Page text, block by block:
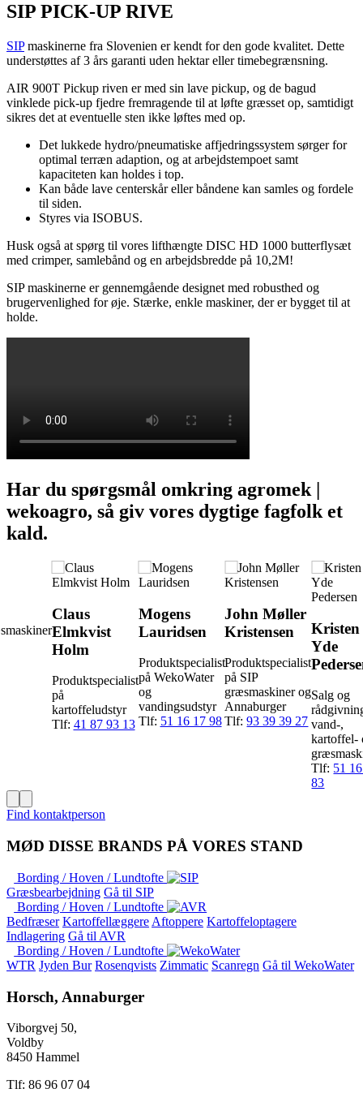
SIP PICK-UP RIVE
SIPmaskinerne fra Slovenien er kendt for den gode kvalitet. Dette
understøttes af 3 års garanti uden hektar eller timebegrænsning.
AIR 900T Pickup riven er med sin lave pickup, og de bagud
vinklede pick-up fjedre fremragende til at løfte græsset op, samtidigt
sikres det at eventuelle sten ikke løftes med op.
Det lukkede hydro/pneumatiske affjedringssystem sørger for
optimal terræn adaption, og at arbejdstempoet samt
kapaciteten kan holdes i top.
Kan både lave centerskår eller båndene kan samles og fordele
til siden.
Styres via ISOBUS.
Husk også at spørg til vores lifthængte DISC HD 1000 butterflysæt
med crimper, samlebånd og en arbejdsbredde på 10,2M!
SIP maskinerne er gennemgående designet med robusthed og
brugervenlighed for øje. Stærke, enkle maskiner, der er bygget til at
holde.
Har du spørgsmål omkring agromek |
wekoagro, så giv vores dygtige fagfolk et
kald.
Claus
Elmkvist
Holm
Produktspecialist
på
kartoffeludstyr
Tlf: 41 87 93 13
Mogens
Lauridsen
Produktspecialist
på WekoWater
og
vandingsudstyr
Tlf: 51 16 17 98
John Møller
Kristensen
Produktspecialist
på SIP
græsmaskiner og
Annaburger
Tlf:93 39 39 27
Kristen
Yde
Salg og
vand-,
kartoffel-
Tlf: 51
83
Find kontaktperson
MØD DISSE BRANDS PÅ VORES STAND
Bording / Hoven / Lundtofte
Græsbearbejdning Gå til SIP
Bording / Hoven / Lundtofte
Bedfræser Kartoffellæggere Aftoppere Kartoffeloptagere
Indlagering Gå til AVR
Bording / Hoven / Lundtofte
WTR Jyden Bur Rosenqvists Zimmatic Scanregn Gå til WekoWater
Horsch, Annaburger
Viborgvej 50,
Voldby
8450 Hammel
Tlf: 86 96 07 04